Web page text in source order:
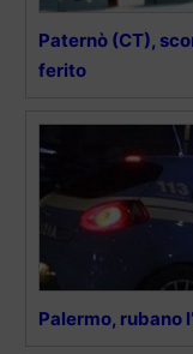
Paternò (CT),
ferito
Palermo, rubano